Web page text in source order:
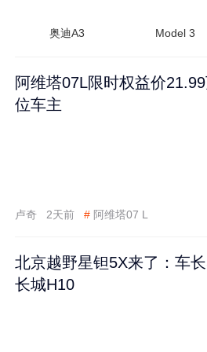
奥迪A3 Model 3
阿维塔07L限时权益价
位车主
卢奇 2天前 # 阿维塔07 L
北京越野星钽5X来了：车
长城H10